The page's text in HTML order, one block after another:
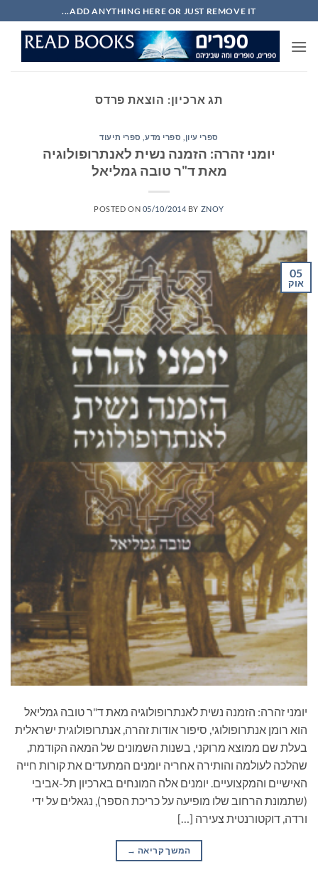
to
content
ADD ANYTHING HERE OR JUST REMOVE IT...
תג ארכיון: הוצאת פרדס
ספרי עיון, ספרי מדע, ספרי תיעוד
יומני זהרה: הזמנה נשית לאנתרופולוגיה
מאת ד"ר טובה גמליאל
POSTED ON 05/10/2014 BY ZNOY
05
אוק
יומני זהרה: הזמנה נשית לאנתרופולוגיה מאת ד"ר טובה גמליאל
הוא רומן אנתרופולוגי, סיפור אודות זהרה, אנתרופולוגית ישראלית
בעלת שם ממוצא מרוקני, בשנות השמונים של המאה הקודמת,
שהלכה לעולמה והותירה אחריה יומנים המתעדים את קורות חייה
האישיים והמקצועיים. יומנים אלה המונחים בארכיון תל-אביבי
(שתמונת הרחוב שלו מופיעה על כריכת הספר), נגאלים על ידי
ורדה, דוקטורנטית צעירה […]
המשך קריאה →